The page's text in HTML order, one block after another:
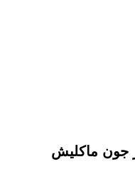
جون ماكليش